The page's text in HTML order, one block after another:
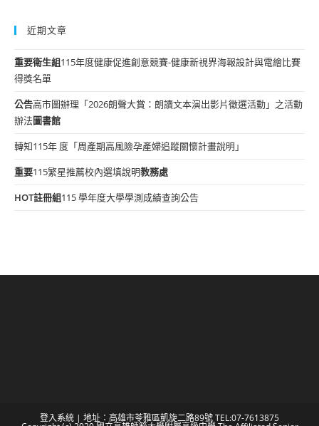
近期文章
重要衛生組115年度健康促進創意競賽-健康新視界海報設計與電繪比賽
得獎名單
公告高市圖辦理「2026朗聲大賞：朗讀文本演出影片徵選活動」之活動
辦法圖書館
轉知115年 度「周產期高風險孕產婦追蹤關懷計畫說明」
重要115繁星推薦校內選填說明教務處
HOT註冊組115 學年度大學學測成績查詢公告
登入系統 | 地址：高雄市苓雅區凱旋二路89號 TEL:07-7613875